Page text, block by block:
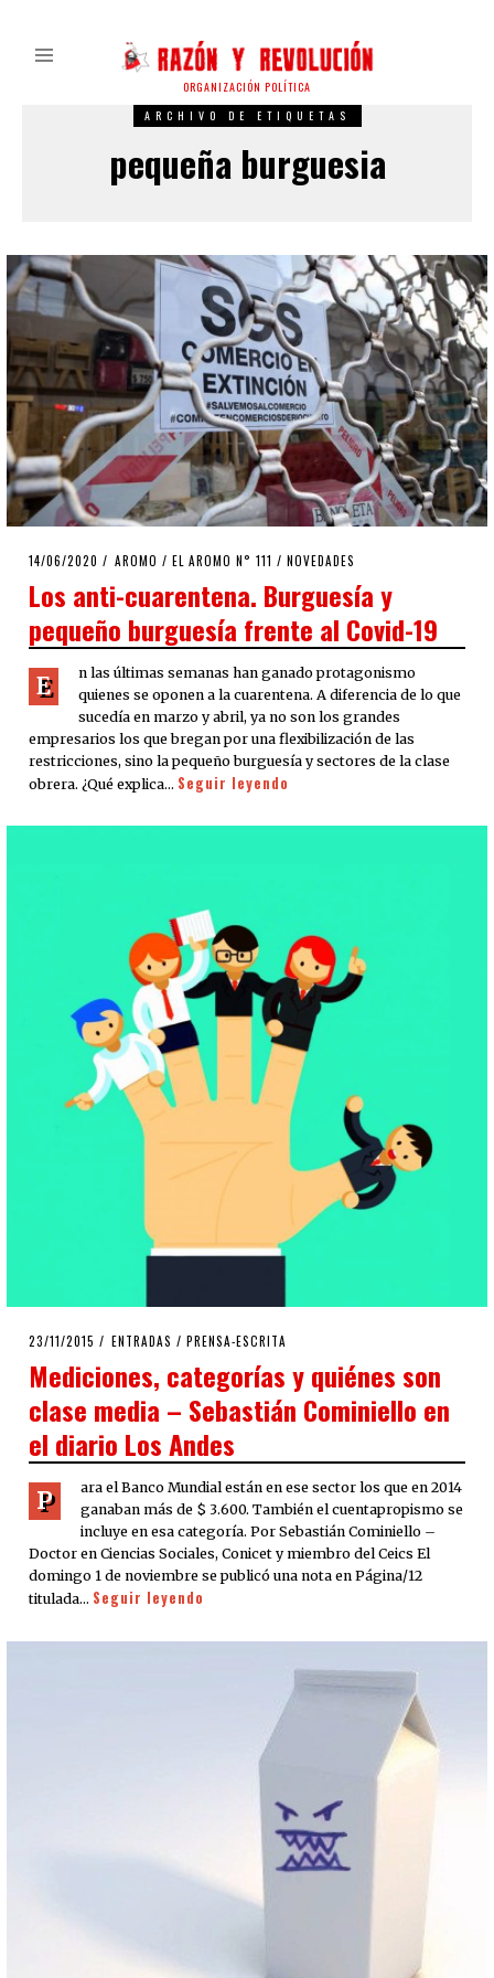
ORGANIZACIÓN POLÍTICA
ARCHIVO DE ETIQUETAS
pequeña burguesia
POSTED
14/06/2020 14/06/2020
AROMO / EL AROMO N° 111 / NOVEDADES
Los anti-cuarentena. Burguesía y
pequeño burguesía frente al Covid-19
E
n las últimas semanas han ganado protagonismo
quienes se oponen a la cuarentena. A diferencia de lo que
sucedía en marzo y abril, ya no son los grandes
empresarios los que bregan por una flexibilización de las
restricciones, sino la pequeño burguesía y sectores de la clase
obrera. ¿Qué explica… Seguir leyendo
POSTED
23/11/2015 ENTRADAS / PRENSA-ESCRITA
Mediciones, categorías y quiénes son
clase media – Sebastián Cominiello en
el diario Los Andes
P
ara el Banco Mundial están en ese sector los que en 2014
ganaban más de $ 3.600. También el cuentapropismo se
incluye en esa categoría. Por Sebastián Cominiello –
Doctor en Ciencias Sociales, Conicet y miembro del Ceics El
domingo 1 de noviembre se publicó una nota en Página/12
titulada… Seguir leyendo